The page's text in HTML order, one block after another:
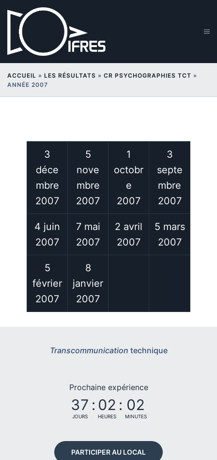
contenu
ACCUEIL » LES RÉSULTATS » CR PSYCHOGRAPHIES TCT »
ANNÉE 2007
3
déce
mbre
2007
5
nove
mbre
2007
1
octobr
e
2007
3
septe
mbre
2007
4 juin
2007
7 mai
2007
2 avril
2007
5 mars
2007
5
février
2007
8
janvier
2007
Transcommunication technique
Prochaine expérience
37
JOURS
: 02
HEURES
: 02
MINUTES
PARTICIPER AU LOCAL